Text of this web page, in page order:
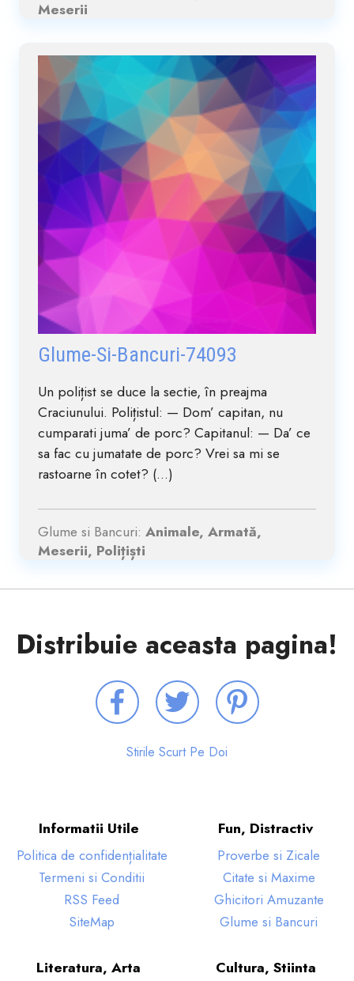
Meserii
Glume-Si-Bancuri-74093
Un polițist se duce la sectie, în preajma
Craciunului. Polițistul: — Dom’ capitan, nu
cumparati juma’ de porc? Capitanul: — Da’ ce
sa fac cu jumatate de porc? Vrei sa mi se
rastoarne în cotet? (...)
Glume si Bancuri: Animale, Armată,
Meserii, Polițiști
Distribuie aceasta pagina!
Stirile Scurt Pe Doi
Informatii Utile
Politica de confidențialitate
Termeni si Conditii
RSS Feed
SiteMap
Fun, Distractiv
Proverbe si Zicale
Citate si Maxime
Ghicitori Amuzante
Glume si Bancuri
Literatura, Arta Cultura, Stiinta